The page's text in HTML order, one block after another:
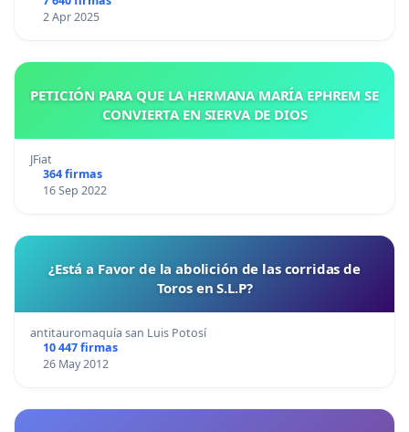
2 Apr 2025
PETICIÓN PARA QUE LA HERMANA MARÍA EPHREM SE
CONVIERTA EN SIERVA DE DIOS
JFiat
364 firmas
16 Sep 2022
¿Está a Favor de la abolición de las corridas de
Toros en S.L.P?
antitauromaquía san Luis Potosí
10 447 firmas
26 May 2012